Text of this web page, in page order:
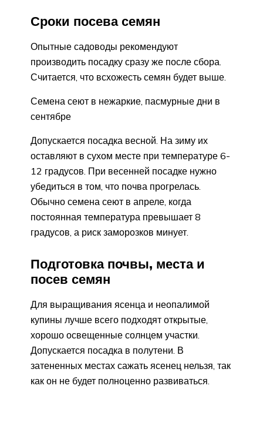
Сроки посева семян
Опытные садоводы рекомендуют
производить посадку сразу же после сбора.
Считается, что всхожесть семян будет выше.
Семена сеют в нежаркие, пасмурные дни в
сентябре
Допускается посадка весной. На зиму их
оставляют в сухом месте при температуре 6-
12 градусов. При весенней посадке нужно
убедиться в том, что почва прогрелась.
Обычно семена сеют в апреле, когда
постоянная температура превышает 8
градусов, а риск заморозков минует.
Подготовка почвы, места и
посев семян
Для выращивания ясенца и неопалимой
купины лучше всего подходят открытые,
хорошо освещенные солнцем участки.
Допускается посадка в полутени. В
затененных местах сажать ясенец нельзя, так
как он не будет полноценно развиваться.